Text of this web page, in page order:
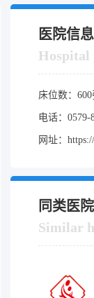
医院信息
Hospital
床位数：600
电话：0579-
网址：
同类医院
Similar